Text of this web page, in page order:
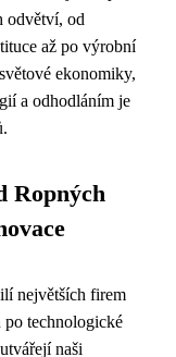
odvětví, od
až po výrobní
ekonomiky,
a odhodláním je
Ropných
největších firem
po technologické
naši